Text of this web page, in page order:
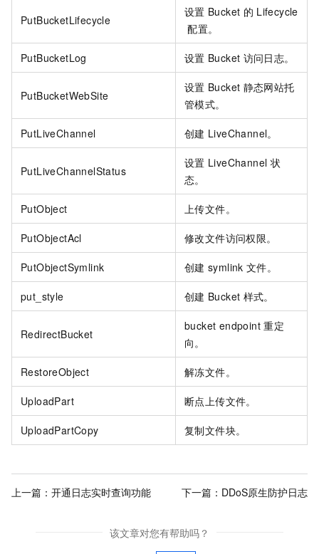
PutBucketLifecycle
设置 Bucket 的 Lifecycle
配置。
PutBucketLog 设置 Bucket 访问日志。
PutBucketWebSite
设置 Bucket 静态网站托
管模式。
PutLiveChannel 创建 LiveChannel。
PutLiveChannelStatus
设置 LiveChannel 状
态。
PutObject 上传文件。
PutObjectAcl 修改文件访问权限。
PutObjectSymlink 创建 symlink 文件。
put_style 创建 Bucket 样式。
RedirectBucket
bucket endpoint 重定
向。
RestoreObject 解冻文件。
UploadPart 断点上传文件。
UploadPartCopy 复制文件块。
上一篇： 开通日志实时查询功能 下一篇： DDoS原生防护日志
该文章对您有帮助吗？